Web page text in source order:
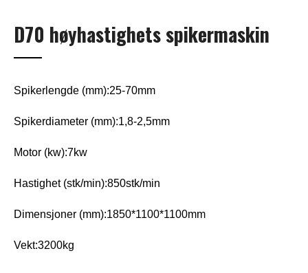
D70 høyhastighets spikermaskin
Spikerlengde (mm):25-70mm
Spikerdiameter (mm):1,8-2,5mm
Motor (kw):7kw
Hastighet (stk/min):850stk/min
Dimensjoner (mm):1850*1100*1100mm
Vekt:3200kg